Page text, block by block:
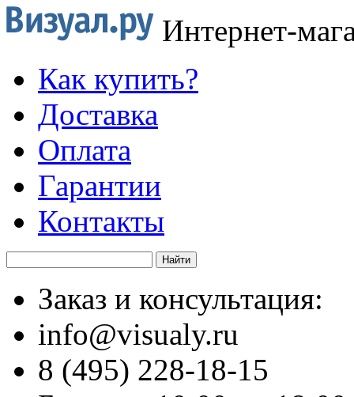
Интернет-
Как купить?
Доставка
Оплата
Гарантии
Контакты
Заказ и консультация:
info@visualy.ru
8 (495) 228-18-15